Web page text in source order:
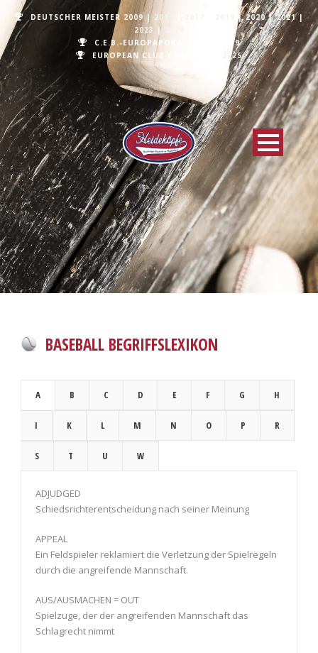
DEUTSCHER MEISTER 2009 | 2015 |2020|2021|
2023 |
C.E.B.-EUROPAPOKALSIEGER 2019
EUROPEAN CLUB CHAMPIONS
2025
BASEBALL BEGRIFFSLEXIKON
A B C D E F G H
I K L M N O P R
S T U W
ADJUDGED
Schiedsrichterentscheidung nach seiner Meinung
APPEAL
Ein Feldspieler reklamiert die Verletzung der Spielregeln
durch die angreifende Mannschaft.
AUS/AUSMACHEN = OUT
Spielzuge, der der angreifenden Mannschaft das
Schlagrecht nimmt